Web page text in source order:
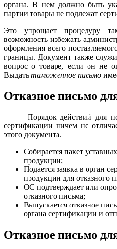
органа. В нем должно быть
партии товары не подлежат
Это упрощает процедуру
возможность избежать
оформления всего
границы. Документ также
вопрос о товаре, если он не
Выдать таможенное письмо
Отказное письмо
Порядок действий для
сертификации ничем не
этого документа.
Собирается пакет
продукции;
Подается заявка в орган
продукции для отказного
ОС подтверждает или
отказного письма;
Выпускается отказное
органа сертификации и
Отказное письмо